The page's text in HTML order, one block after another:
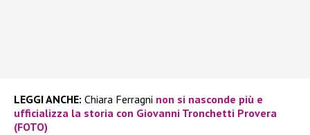
LEGGI ANCHE: Chiara Ferragni non si nasconde più e
ufficializza la storia con Giovanni Tronchetti Provera
(FOTO)